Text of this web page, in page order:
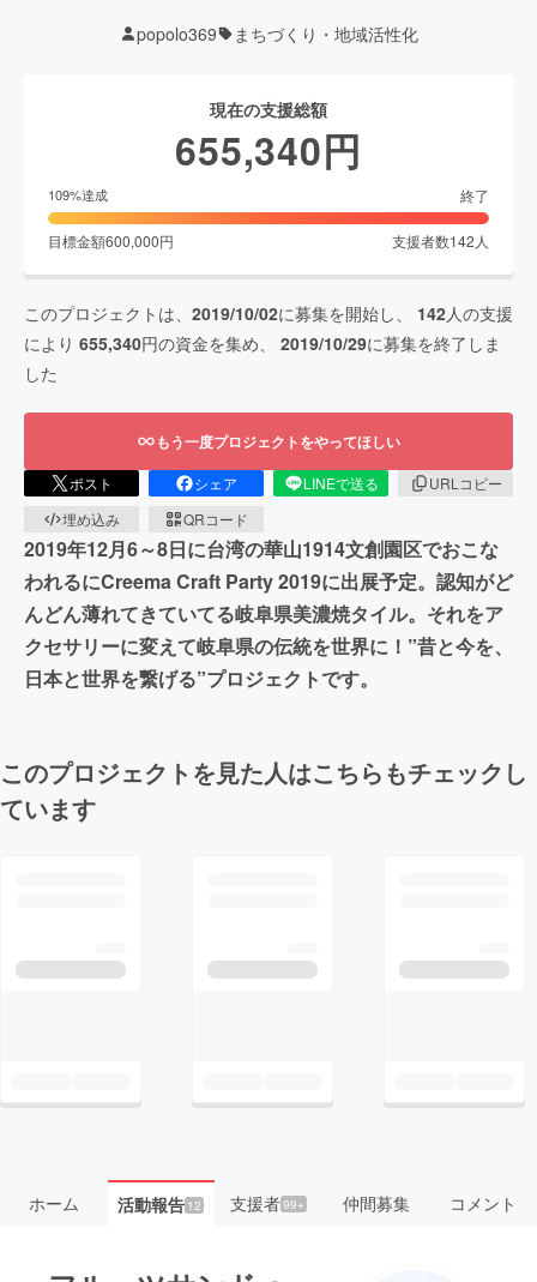
popolo369 まちづくり・地域活性化
現在の支援総額
655,340円
109%達成 終了
目標金額600,000円 支援者数142 人
このプロジェクトは、 2019/10/02に募集を開始し、 142人の支援
により 655,340円の資金を集め、 2019/10/29に募集を終了しま
した
もう一度プロジェクトをやってほしい
ポスト シェア LINEで送る
URLコピー
埋め込み
QRコード
2019年12月6～8日に台湾の華山1914文創園区でおこな
われるにCreema Craft Party 2019に出展予定。認知がど
んどん薄れてきていてる岐阜県美濃焼タイル。それをア
クセサリーに変えて岐阜県の伝統を世界に！”昔と今を、
日本と世界を繋げる”プロジェクトです。
このプロジェクトを見た人はこちらもチェックし
ています
ホーム 活動報告12 支援者99+ 仲間募集 コメント